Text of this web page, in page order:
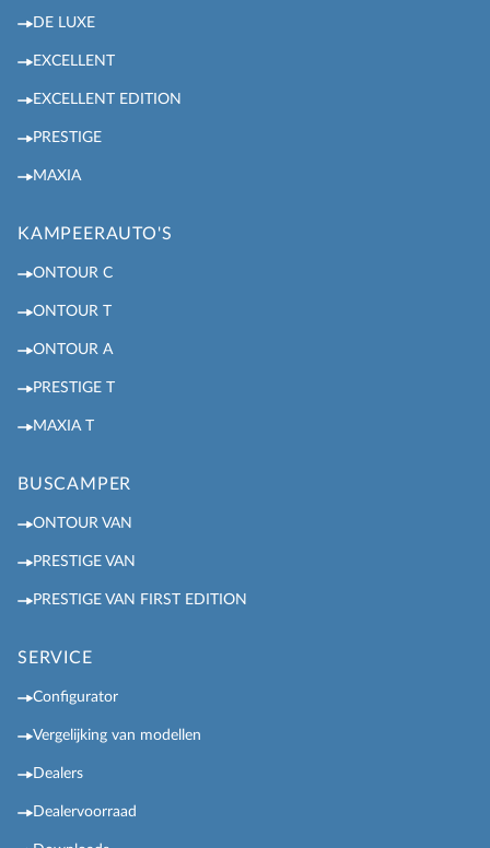
DE LUXE
EXCELLENT
EXCELLENT EDITION
PRESTIGE
MAXIA
KAMPEERAUTO'S
ONTOUR C
ONTOUR T
ONTOUR A
PRESTIGE T
MAXIA T
BUSCAMPER
ONTOUR VAN
PRESTIGE VAN
PRESTIGE VAN FIRST EDITION
SERVICE
Configurator
Vergelijking van modellen
Dealers
Dealervoorraad